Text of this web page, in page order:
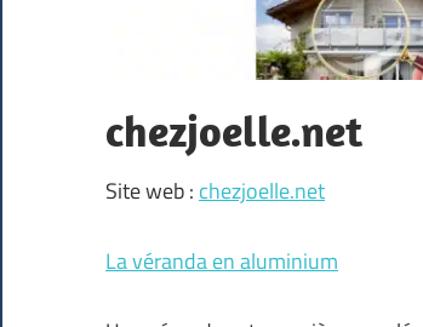
chezjoelle.net
Site web : chezjoelle.net
La véranda en aluminium